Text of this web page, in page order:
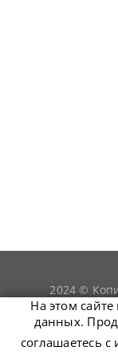
2024 ©
только при
На этом
данных.
соглашаетесь